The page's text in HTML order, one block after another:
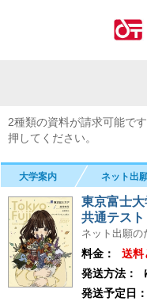
2種類の資料が請求可能で
押してください。
大学案内 ネット出
東京富士大
共通テスト
ネット出願の
料金：
送料
発送方法：
発送予定日：